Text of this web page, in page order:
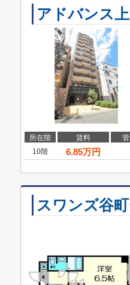
アドバンス
所在階 賃料
10階
6.85万円
スワンズ谷